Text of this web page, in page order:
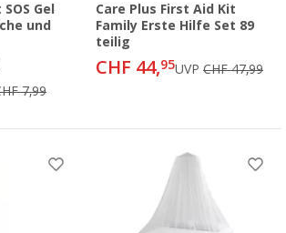
Gel
und
7,99
Care Plus First Aid Kit
Family Erste Hilfe Set 89
teilig
CHF 44,95UVP CHF 47,99